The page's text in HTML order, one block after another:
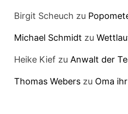
Birgit Scheuch zu
Michael Schmidt zu
Heike Kief zuAnwalt der
Thomas Webers zu Oma